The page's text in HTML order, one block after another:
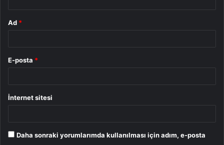
Ad *
E-posta *
İnternet sitesi
Daha sonraki yorumlarımda kullanılması için adım, e-posta